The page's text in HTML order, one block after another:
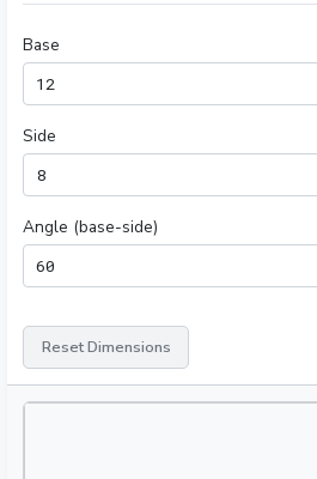
Base
Side
Angle (base-side)
Reset Dimensions